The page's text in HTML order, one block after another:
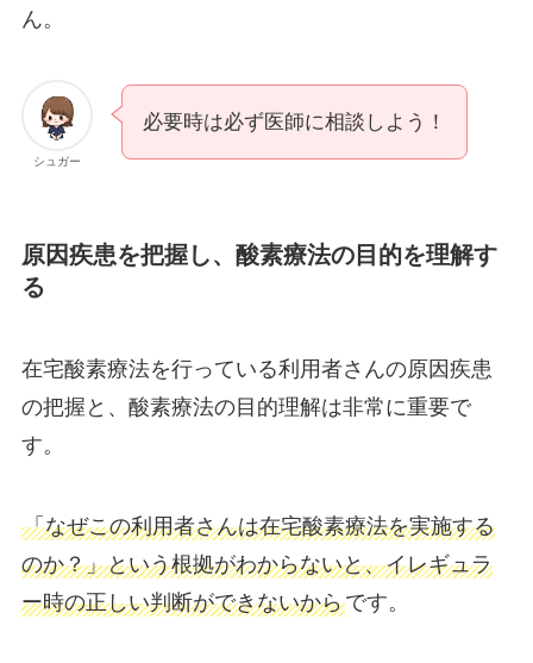
ん。
シュガー
必要時は必ず医師に相談しよう！
原因疾患を把握し、酸素療法の目的を理解す
る
在宅酸素療法を行っている利用者さんの原因疾患
の把握と、酸素療法の目的理解は非常に重要で
す。
「なぜこの利用者さんは在宅酸素療法を実施する
のか？」という根拠がわからないと、イレギュラ
ー時の正しい判断ができないからです。